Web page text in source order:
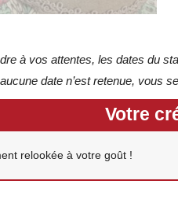
à vos attentes, les dates du
date n’est retenue, vous
Votre
relookée à votre goût !